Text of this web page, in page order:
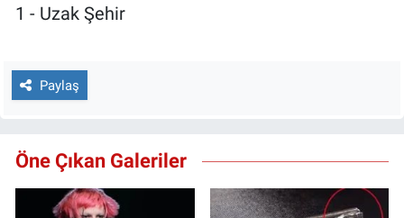
1 - Uzak Şehir
Paylaş
Öne Çıkan Galeriler